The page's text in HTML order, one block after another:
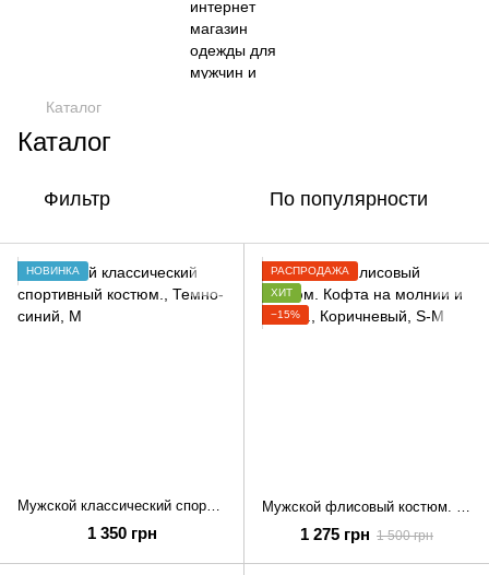
Каталог
Каталог
Фильтр По популярности
НОВИНКА
Мужской классический спортивный костюм.
1 350 грн
РАСПРОДАЖА
ХИТ
−15%
Мужской флисовый костюм. Кофта на молнии и брюки.
1 275 грн 1 500 грн